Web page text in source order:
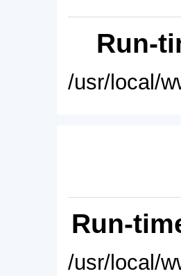
Run-
/usr/local/
Run-
/usr/local/